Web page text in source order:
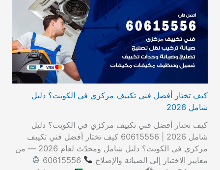
كيف تختار أفضل فني تكييف مركزي في الكويت؟ دليل
شامل 2026
كيف تختار أفضل فني تكييف مركزي في الكويت؟ دليل
شامل 2026 | 60615556 كيف تختار أفضل فني تكييف
مركزي في الكويت؟ دليل شامل ومحدّث لعام 2026 — من
معايير الاختيار إلى الصيانة والإصلاح